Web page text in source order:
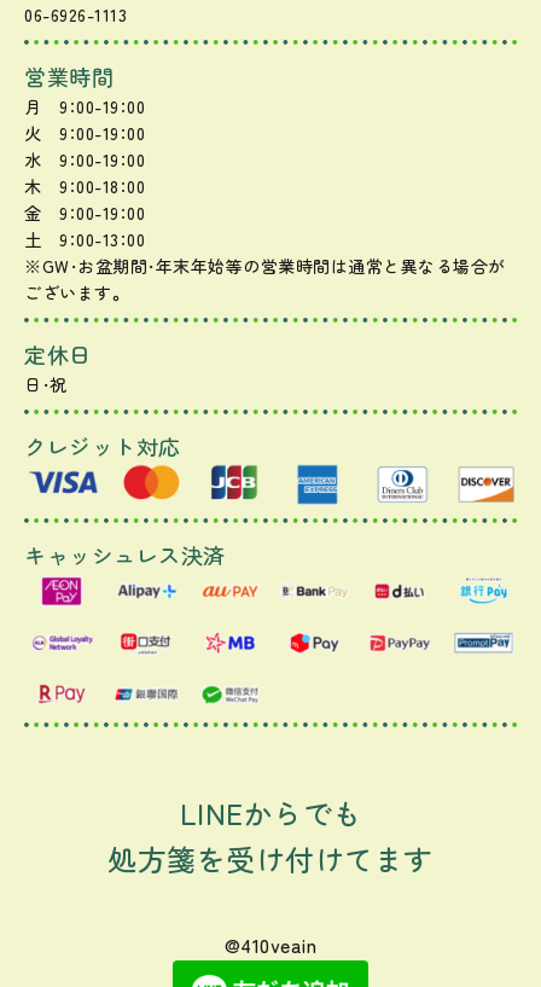
06-6926-1113
営業時間
月 9：00-19：00
火 9：00-19：00
水 9：00-19：00
木 9：00-18：00
金 9：00-19：00
土 9：00-13：00
※GW・お盆期間・年末年始等の営業時間は通常と異なる場合が
ございます。
定休日
日・祝
クレジット対応
キャッシュレス決済
LINEからでも
処方箋を受け付けてます
@410veain